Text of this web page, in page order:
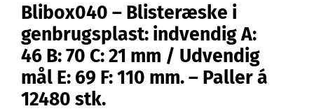
Blibox040 – Blisteræske i
genbrugsplast: indvendig A:
46 B: 70 C: 21 mm / Udvendig
mål E: 69 F: 110 mm. – Paller á
12480 stk.